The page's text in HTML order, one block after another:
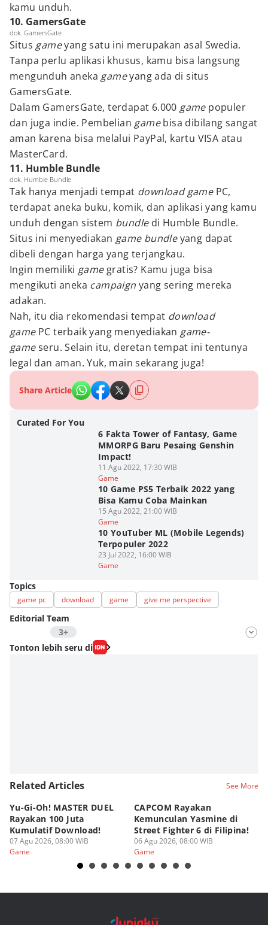
kamu unduh.
10. GamersGate
dok. GamersGate
Situs gameyang satu ini merupakan asal Swedia.
Tanpa perlu aplikasi khusus, kamu bisa langsung
mengunduh aneka gameyang ada di situs
GamersGate.
Dalam GamersGate, terdapat 6.000 game populer
dan juga indie. Pembelian gamebisa dibilang sangat
aman karena bisa melalui PayPal, kartu VISA atau
MasterCard.
11. Humble Bundle
dok. Humble Bundle
Tak hanya menjadi tempat download game PC,
terdapat aneka buku, komik, dan aplikasi yang kamu
unduh dengan sistem bundle di Humble Bundle.
Situs ini menyediakan game bundleyang dapat
dibeli dengan harga yang terjangkau.
Ingin memiliki game gratis? Kamu juga bisa
mengikuti aneka campaignyang sering mereka
adakan.
Nah, itu dia rekomendasi tempat download
game PC terbaik yang menyediakan game-
gameseru. Selain itu, deretan tempat ini tentunya
legal dan aman. Yuk, main sekarang juga!
Share Article
Curated For You
6 Fakta Tower of Fantasy, Game
MMORPG Baru Pesaing Genshin
Impact!
11 Agu 2022, 17:30 WIB
Game
10 Game PS5 Terbaik 2022 yang
Bisa Kamu Coba Mainkan
15 Agu 2022, 21:00 WIB
Game
10 YouTuber ML (Mobile Legends)
Terpopuler 2022
23 Jul 2022, 16:00 WIB
Game
Topics
game pc download game give me perspective
Editorial Team
3+
Editor
Nadia Agatha Pramesthi
Tonton lebih seru di
Related Articles See More
Yu-Gi-Oh! MASTER DUEL
Rayakan 100 Juta
Kumulatif Download!
07 Agu 2026, 08:00 WIB
Game
CAPCOM Rayakan
Kemunculan Yasmine di
Street Fighter 6 di Filipina!
06 Agu 2026, 08:00 WIB
Game